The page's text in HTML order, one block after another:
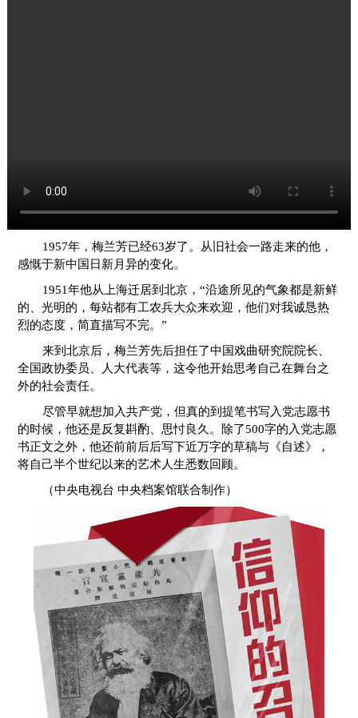
1957年，梅兰芳已经63岁了。从旧社会一路走来的他，
感慨于新中国日新月异的变化。
1951年他从上海迁居到北京，“沿途所见的气象都是新鲜
的、光明的，每站都有工农兵大众来欢迎，他们对我诚恳热
烈的态度，简直描写不完。”
来到北京后，梅兰芳先后担任了中国戏曲研究院院长、
全国政协委员、人大代表等，这令他开始思考自己在舞台之
外的社会责任。
尽管早就想加入共产党，但真的到提笔书写入党志愿书
的时候，他还是反复斟酌、思忖良久。除了500字的入党志愿
书正文之外，他还前前后后写下近万字的草稿与《自述》，
将自己半个世纪以来的艺术人生悉数回顾。
（中央电视台 中央档案馆联合制作）